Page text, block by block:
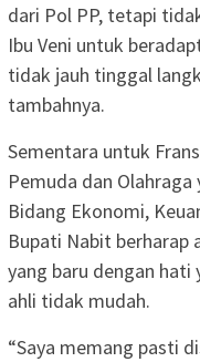
dari Pol PP, tetapi
Ibu Veni untuk
tidak jauh tinggal
tambahnya.
Sementara untuk
Pemuda dan
Bidang Ekonomi,
Bupati Nabit berharap
yang baru dengan hati
ahli tidak mudah.
“Saya memang pasti